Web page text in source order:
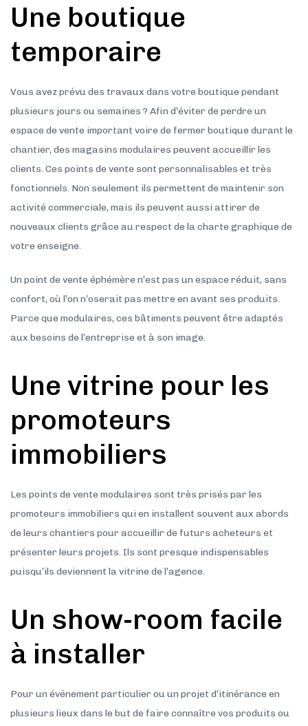
Une boutique
temporaire
Vous avez prévu des travaux dans votre boutique pendant
plusieurs jours ou semaines ? Afin d’éviter de perdre un
espace de vente important voire de fermer boutique durant le
chantier, des magasins modulaires peuvent accueillir les
clients. Ces points de vente sont personnalisables et très
fonctionnels. Non seulement ils permettent de maintenir son
activité commerciale, mais ils peuvent aussi attirer de
nouveaux clients grâce au respect de la charte graphique de
votre enseigne.
Un point de vente éphémère n’est pas un espace réduit, sans
confort, où l’on n’oserait pas mettre en avant ses produits.
Parce que modulaires, ces bâtiments peuvent être adaptés
aux besoins de l’entreprise et à son image.
Une vitrine pour les
promoteurs
immobiliers
Les points de vente modulaires sont très prisés par les
promoteurs immobiliers qui en installent souvent aux abords
de leurs chantiers pour accueillir de futurs acheteurs et
présenter leurs projets. Ils sont presque indispensables
puisqu’ils deviennent la vitrine de l’agence.
Un show-room facile
à installer
Pour un événement particulier ou un projet d’itinérance en
plusieurs lieux dans le but de faire connaître vos produits ou